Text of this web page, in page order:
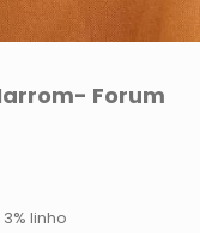
Forum
linho